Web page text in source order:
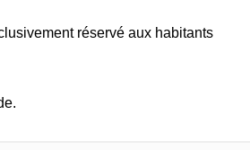
réservé aux habitants